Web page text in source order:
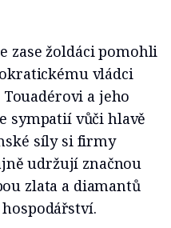
zase žoldáci pomohli
vládci
a jeho
sympatií vůči hlavě
síly si firmy
udržují značnou
zlata a diamantů